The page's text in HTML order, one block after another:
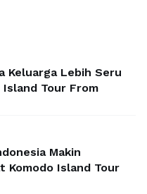
Keluarga Lebih Seru
Island Tour From
Makin
Komodo Island Tour